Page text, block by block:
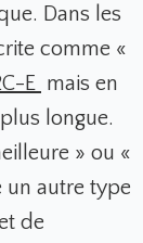
Dans les
comme «
E mais en
longue.
» ou «
un autre type
de